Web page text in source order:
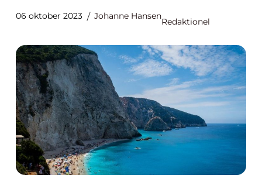
06 oktober 2023 Johanne Hansen
Redaktionel